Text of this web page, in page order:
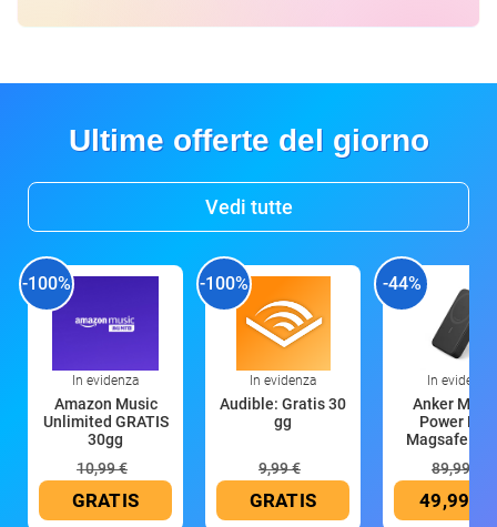
Ultime offerte del giorno
Vedi tutte
-100%
In evidenza
Amazon Music
Unlimited GRATIS
30gg
10,99 €
GRATIS
-100%
In evidenza
Audible: Gratis 30
gg
9,99 €
GRATIS
-44%
In evidenza
Anker
Power
Magsafe
89,99 €
49,99 €